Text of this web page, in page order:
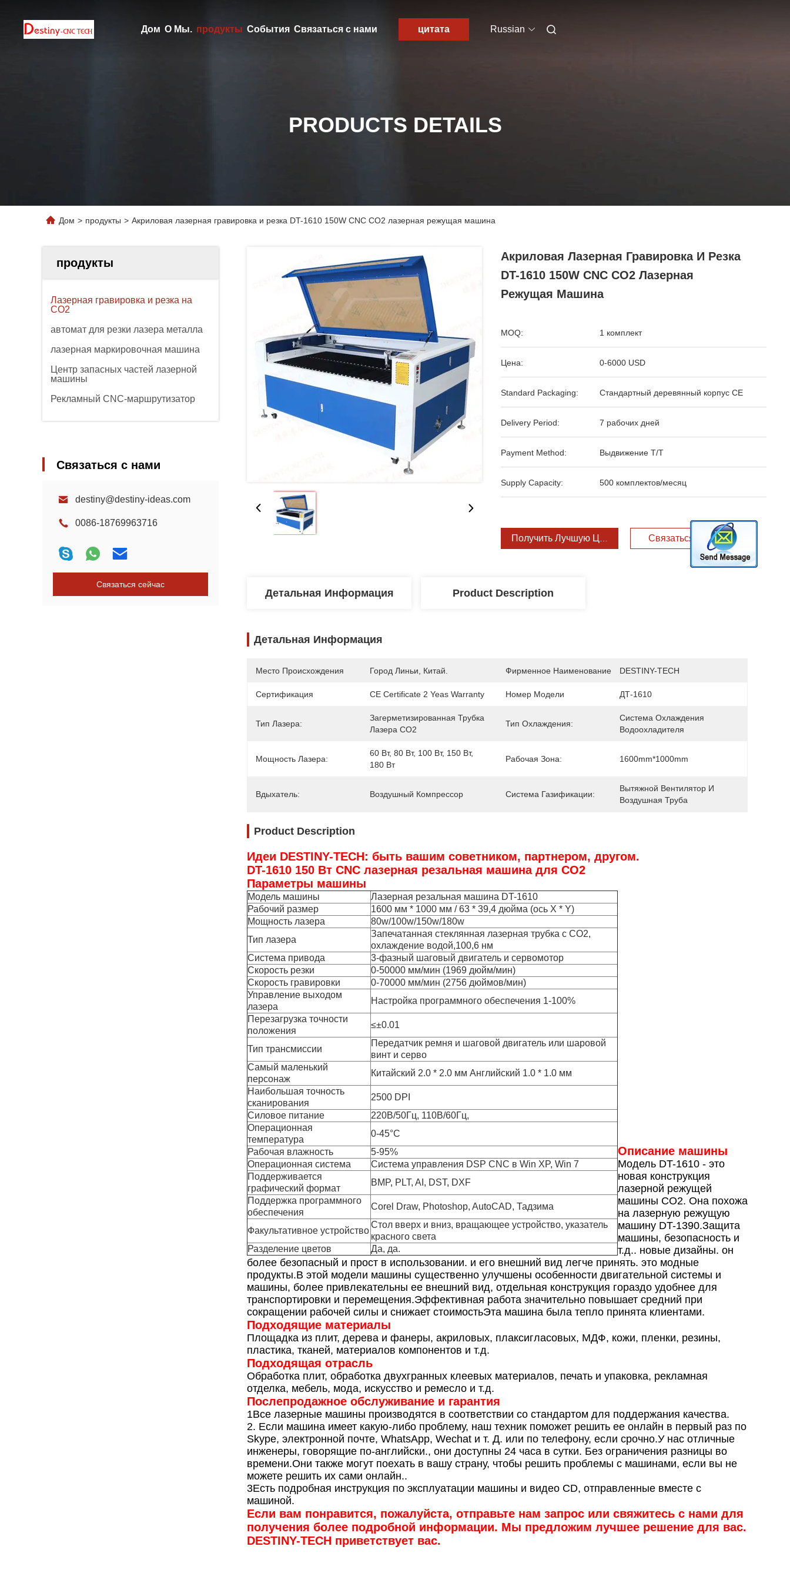
Дом О Мы. продукты События Связаться с нами цитата Russian
PRODUCTS DETAILS
Дом > продукты > Акриловая лазерная гравировка и резка DT-1610 150W CNC CO2 лазерная режущая машина
продукты
Лазерная гравировка и резка на
CO2
автомат для резки лазера металла
лазерная маркировочная машина
Центр запасных частей лазерной
машины
Рекламный CNC-маршрутизатор
Связаться с нами
destiny@destiny-ideas.com
0086-18769963716
Связаться сейчас
Акриловая Лазерная Гравировка И Резка
DT-1610 150W CNC CO2 Лазерная
Режущая Машина
MOQ: 1 комплект
Цена: 0-6000 USD
Standard Packaging: Стандартный деревянный корпус CE
Delivery Period: 7 рабочих дней
Payment Method: Выдвижение T/T
Supply Capacity: 500 комплектов/месяц
Получить Лучшую Цену Связаться С Нами
Детальная Информация Product Description
Детальная Информация
Место Происхождения Город Линьи, Китай. Фирменное Наименование DESTINY-TECH
Сертификация CE Certificate 2 Yeas Warranty Номер Модели ДТ-1610
Тип Лазера:
Загерметизированная Трубка
Лазера СО2
Тип Охлаждения:
Система Охлаждения
Водоохладителя
Мощность Лазера:
60 Вт, 80 Вт, 100 Вт, 150 Вт,
180 Вт
Рабочая Зона: 1600mm*1000mm
Вдыхатель: Воздушный Компрессор Система Газификации:
Вытяжной Вентилятор И
Воздушная Труба
Product Description
Идеи DESTINY-TECH: быть вашим советником, партнером, другом.
DT-1610 150 Вт CNC лазерная резальная машина для CO2
Параметры машины
Модель машины
Лазерная резальная машина DT-1610
Рабочий размер
1600 мм * 1000 мм / 63 * 39,4 дюйма (ось X * Y)
Мощность лазера
80w/100w/150w/180w
Тип лазера
Запечатанная стеклянная лазерная трубка с CO2,
охлаждение водой,100,6 нм
Система привода
3-фазный шаговый двигатель и сервомотор
Скорость резки
0-50000 мм/мин (1969 дюйм/мин)
Скорость гравировки
0-70000 мм/мин (2756 дюймов/мин)
Управление выходом
лазера
Настройка программного обеспечения 1-100%
Перезагрузка точности
положения
≤±0.01
Тип трансмиссии
Передатчик ремня и шаговой двигатель или шаровой
винт и серво
Самый маленький
персонаж
Китайский 2.0 * 2.0 мм Английский 1.0 * 1.0 мм
Наибольшая точность
сканирования
2500 DPI
Силовое питание
220В/50Гц, 110В/60Гц,
Операционная
температура
0-45°C
Рабочая влажность
5-95%
Операционная система
Система управления DSP CNC в Win XP, Win 7
Поддерживается
графический формат
BMP, PLT, AI, DST, DXF
Поддержка программного
обеспечения
Corel Draw, Photoshop, AutoCAD, Тадзима
Факультативное устройство
Стол вверх и вниз, вращающее устройство, указатель
красного света
Разделение цветов
Да, да.
Описание машины
Модель DT-1610 - это
новая конструкция
лазерной режущей
машины CO2. Она похожа
на лазерную режущую
машину DT-1390.Защита
машины, безопасность и
т.д.. новые дизайны. он
более безопасный и прост в использовании. и его внешний вид легче принять. это модные
продукты.В этой модели машины существенно улучшены особенности двигательной системы и
машины, более привлекательны ее внешний вид, отдельная конструкция гораздо удобнее для
транспортировки и перемещения.Эффективная работа значительно повышает средний при
сокращении рабочей силы и снижает стоимостьЭта машина была тепло принята клиентами.
Подходящие материалы
Площадка из плит, дерева и фанеры, акриловых, плаксигласовых, МДФ, кожи, пленки, резины,
пластика, тканей, материалов компонентов и т.д.
Подходящая отрасль
Обработка плит, обработка двухгранных клеевых материалов, печать и упаковка, рекламная
отделка, мебель, мода, искусство и ремесло и т.д.
Послепродажное обслуживание и гарантия
1Все лазерные машины производятся в соответствии со стандартом для поддержания качества.
2. Если машина имеет какую-либо проблему, наш техник поможет решить ее онлайн в первый раз по
Skype, электронной почте, WhatsApp, Wechat и т. Д. или по телефону, если срочно.У нас отличные
инженеры, говорящие по-английски., они доступны 24 часа в сутки. Без ограничения разницы во
времени.Они также могут поехать в вашу страну, чтобы решить проблемы с машинами, если вы не
можете решить их сами онлайн..
3Есть подробная инструкция по эксплуатации машины и видео CD, отправленные вместе с
машиной.
Если вам понравится, пожалуйста, отправьте нам запрос или свяжитесь с нами для
получения более подробной информации. Мы предложим лучшее решение для вас.
DESTINY-TECH приветствует вас.